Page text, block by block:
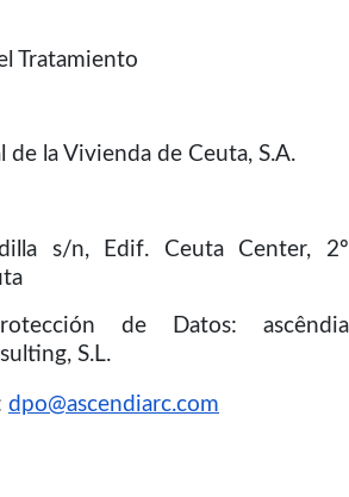
Tratamiento
de la Vivienda de Ceuta, S.A.
s/n, Edif. Ceuta Center, 2º
de Datos: ascêndia
S.L.
dpo@ascendiarc.com